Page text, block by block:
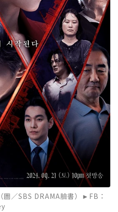
圖／SBS DRAMA臉書）►FB：